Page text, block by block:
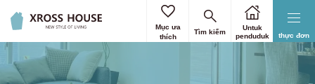
thực đơn
Mục ưa
thích
Tìm kiếm
Untuk
penduduk